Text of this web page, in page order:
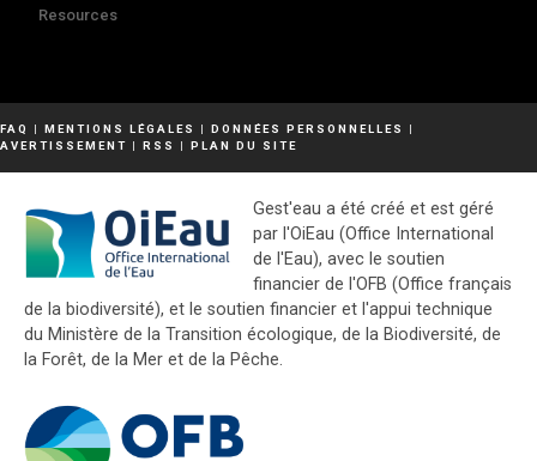
Resources
FAQ | MENTIONS LÉGALES | DONNÉES PERSONNELLES
|
AVERTISSEMENT | RSS | PLAN DU SITE
Gest'eau a été créé et est géré
par l'OiEau (Office International
de l'Eau), avec le soutien
financier de l'OFB (Office français
de la biodiversité), et le soutien financier et l'appui technique
du Ministère de la Transition écologique, de la Biodiversité, de
la Forêt, de la Mer et de la Pêche.